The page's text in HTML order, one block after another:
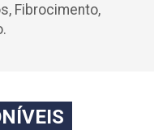
Fibrocimento,